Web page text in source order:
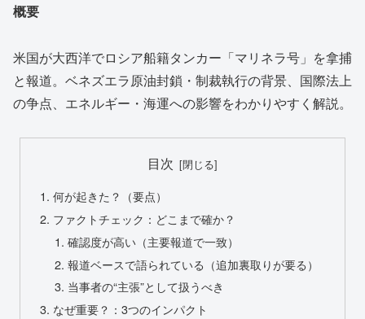
概要
米国が大西洋でロシア船籍タンカー「マリネラ号」を拿捕
と報道。ベネズエラ原油封鎖・制裁執行の背景、国際法上
の争点、エネルギー・海運への影響をわかりやすく解説。
目次
何が起きた？（要点）
ファクトチェック：どこまで確か？
確認度が高い（主要報道で一致）
報道ベースで語られている（追加裏取りが要る）
当事者の“主張”として扱うべき
なぜ重要？：3つのインパクト